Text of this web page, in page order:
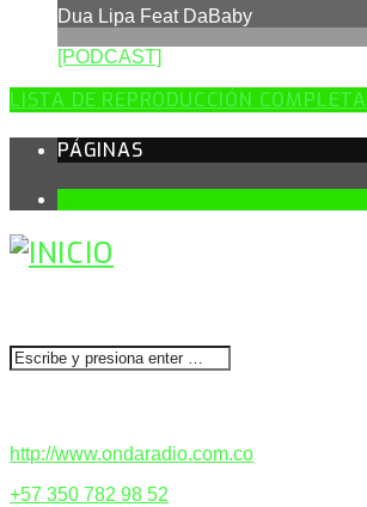
Dua Lipa Feat DaBaby
[PODCAST]
LISTA DE REPRODUCCIÓN COMPLETA
PÁGINAS
http://www.ondaradio.com.co
+57 350 782 98 52